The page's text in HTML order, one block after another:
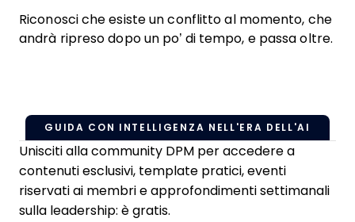
Riconosci che esiste un conflitto al momento, che
andrà ripreso dopo un po’ di tempo, e passa oltre.
GUIDA CON INTELLIGENZA NELL'ERA DELL'AI
Unisciti alla community DPM per accedere a
contenuti esclusivi, template pratici, eventi
riservati ai membri e approfondimenti settimanali
sulla leadership: è gratis.